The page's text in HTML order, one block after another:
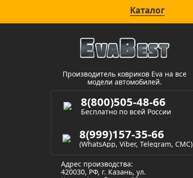
Каталог
Производитель ковриков Eva на все
модели автомобилей.
8(800)505-48-66
Бесплатно по всей России
8(999)157-35-66
(WhatsApp, Viber, Telegram, СМС)
Адрес производства:
420030, РФ, г. Казань, ул.